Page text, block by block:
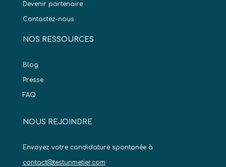
Devenir partenaire
Contactez-nous
NOS RESSOURCES
Blog
Presse
FAQ
NOUS REJOINDRE
Envoyez votre candidature spontanée à
contact@testunmetier.com